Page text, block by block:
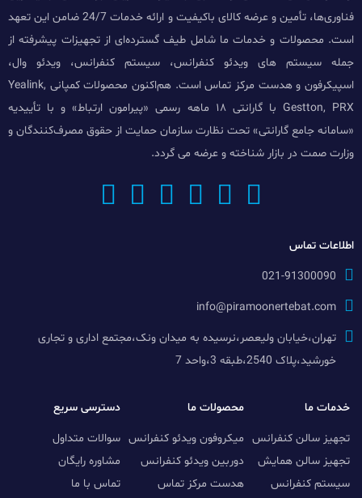
فناوری‌ها، تأمین و عرضه کالای باکیفیت و ارائه خدمات 24/7 ضامن این تعهد
است. محصولات و خدمات ما شامل طیف گسترده‌ای از تجهیزات پیشرفته از
جمله سیستم های ویدئو کنفرانس، سیستم کنفرانس، ویدئو وال،
اسپیکرفون و هدست مرکز تماس است. هم‌اکنون محصولات کمپانی Yealink,
Gestton, PRX با گارانتی ۱۸ ماهه رسمی «پیرامون ارتباط» و با تأییدیه
«سامانه جامع گارانتی» تحت نظارت سازمان حمایت از حقوق مصرف‌کنندگان و
وزارت صمت در بازار شناخته و عرضه می گردد.
اطلاعات تماس
021-91300090
info@piramoonertebat.com
تهران،خیابان ولیعصر،نرسیده به میدان ونک،مجتمع اداری و تجاری
خورشید،پلاک 2540،طبقه 3،واحد 7
خدمات ما
تجهیز سالن کنفرانس
تجهیز سالن همایش
سیستم کنفرانس
محصولات ما
میکروفون ویدئو کنفرانس
دوربین ویدئو کنفرانس
هدست مرکز تماس
دسترسی سریع
سوالات متداول
مشاوره رایگان
تماس با ما